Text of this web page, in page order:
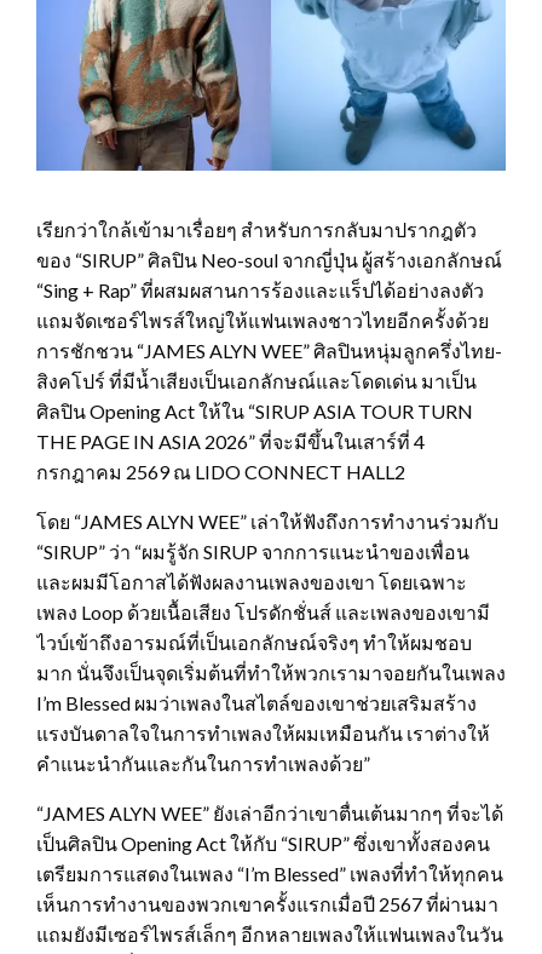
เรียกว่าใกล้เข้ามาเรื่อยๆ สำหรับการกลับมาปรากฎตัว
ของ “SIRUP” ศิลปิน Neo-soul จากญี่ปุ่น ผู้สร้างเอกลักษณ์
“Sing + Rap” ที่ผสมผสานการร้องและแร็ปได้อย่างลงตัว
แถมจัดเซอร์ไพรส์ใหญ่ให้แฟนเพลงชาวไทยอีกครั้งด้วย
การชักชวน “JAMES ALYN WEE” ศิลปินหนุ่มลูกครึ่งไทย-
สิงคโปร์ ที่มีน้ำเสียงเป็นเอกลักษณ์และโดดเด่น มาเป็น
ศิลปิน Opening Act ให้ใน “SIRUP ASIA TOUR TURN
THE PAGE IN ASIA 2026” ที่จะมีขึ้นในเสาร์ที่ 4
กรกฎาคม 2569 ณ LIDO CONNECT HALL2
โดย “JAMES ALYN WEE” เล่าให้ฟังถึงการทำงานร่วมกับ
“SIRUP” ว่า “ผมรู้จัก SIRUP จากการแนะนำของเพื่อน
และผมมีโอกาสได้ฟังผลงานเพลงของเขา โดยเฉพาะ
เพลง Loop ด้วยเนื้อเสียง โปรดักชั่นส์ และเพลงของเขามี
ไวบ์เข้าถึงอารมณ์ที่เป็นเอกลักษณ์จริงๆ ทำให้ผมชอบ
มาก นั่นจึงเป็นจุดเริ่มต้นที่ทำให้พวกเรามาจอยกันในเพลง
I’m Blessed ผมว่าเพลงในสไตล์ของเขาช่วยเสริมสร้าง
แรงบันดาลใจในการทำเพลงให้ผมเหมือนกัน เราต่างให้
คำแนะนำกันและกันในการทำเพลงด้วย”
“JAMES ALYN WEE” ยังเล่าอีกว่าเขาตื่นเต้นมากๆ ที่จะได้
เป็นศิลปิน Opening Act ให้กับ “SIRUP” ซึ่งเขาทั้งสองคน
เตรียมการแสดงในเพลง “I’m Blessed” เพลงที่ทำให้ทุกคน
เห็นการทำงานของพวกเขาครั้งแรกเมื่อปี 2567 ที่ผ่านมา
แถมยังมีเซอร์ไพรส์เล็กๆ อีกหลายเพลงให้แฟนเพลงในวัน